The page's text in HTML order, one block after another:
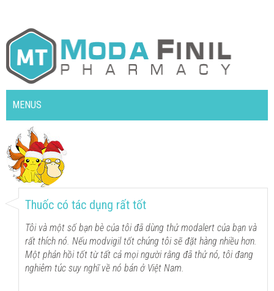
MENUS
Thuốc có tác dụng rất tốt
Tôi và một số bạn bè của tôi đã dùng thử modalert của bạn và
rất thích nó. Nếu modvigil tốt chúng tôi sẽ đặt hàng nhiều hơn.
Một phản hồi tốt từ tất cả mọi người rằng đã thử nó, tôi đang
nghiêm túc suy nghĩ về nó bán ở Việt Nam.